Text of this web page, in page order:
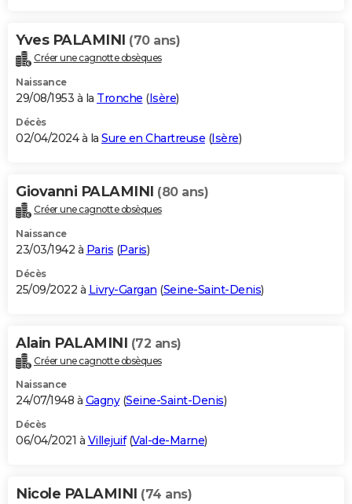
Bricolage
Lifestyle
Culture
Sport
Auto
Television
Voyage
Cinema
Yves PALAMINI (70 ans)
Créer une cagnotte obsèques
Naissance
29/08/1953 à la Tronche (Isère)
Décès
02/04/2024 à la Sure en Chartreuse (Isère)
Giovanni PALAMINI (80 ans)
Créer une cagnotte obsèques
Naissance
23/03/1942 à Paris (Paris)
Décès
25/09/2022 à Livry-Gargan (Seine-Saint-Denis)
Alain PALAMINI (72 ans)
Créer une cagnotte obsèques
Naissance
24/07/1948 à Gagny(Seine-Saint-Denis)
Décès
06/04/2021 à Villejuif(Val-de-Marne)
Nicole PALAMINI (74 ans)